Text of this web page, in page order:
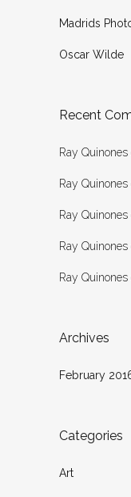
Madrids
Oscar Wilde
Recent
Ray Quinones
Ray Quinones
Ray Quinones
Ray Quinones
Ray Quinones
Archives
February
Categories
Art